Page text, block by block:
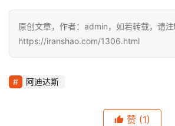
原创文章，作者：admin，如若转载，请注
https://iranshao.com/1306.html
阿迪达斯
赞 (1)